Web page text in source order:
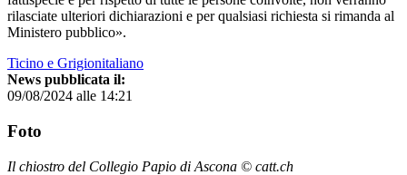
rilasciate ulteriori dichiarazioni e per qualsiasi richiesta si rimanda al
Ministero pubblico».
Ticino e Grigionitaliano
News pubblicata il:
09/08/2024 alle 14:21
Foto
Il chiostro del Collegio Papio di Ascona © catt.ch